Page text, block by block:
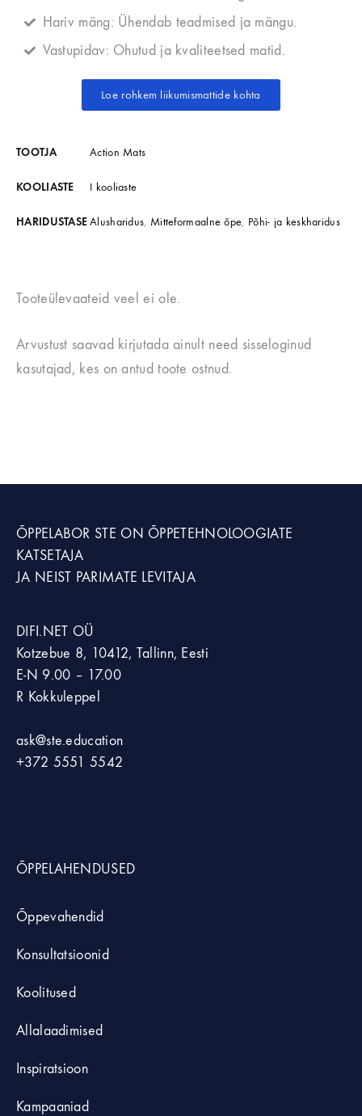
Hariv mäng: Ühendab teadmised ja mängu.
Vastupidav: Ohutud ja kvaliteetsed matid.
Loe rohkem liikumismattide kohta
TOOTJA Action Mats
KOOLIASTE I kooliaste
HARIDUSTASEAlusharidus, Mitteformaalne õpe, Põhi- ja keskharidus
Tooteülevaateid veel ei ole.
Arvustust saavad kirjutada ainult need sisseloginud
kasutajad, kes on antud toote ostnud.
ÕPPELABOR STE ON ÕPPETEHNOLOOGIATE
KATSETAJA
JA NEIST PARIMATE LEVITAJA
DIFI.NET OÜ
Kotzebue 8, 10412, Tallinn, Eesti
E-N 9.00 – 17.00
R Kokkuleppel
ask@ste.education
+372 5551 5542
ÕPPELAHENDUSED
Õppevahendid
Konsultatsioonid
Koolitused
Allalaadimised
Inspiratsioon
Kampaaniad